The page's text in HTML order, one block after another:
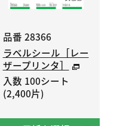
品番 28366
ラベルシール［レー
ザープリンタ］
入数 100シート
(2,400片)